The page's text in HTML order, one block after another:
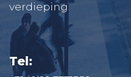
verdieping
Tel: